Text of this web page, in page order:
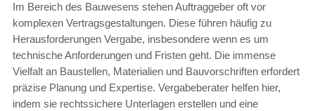
Im Bereich des Bauwesens stehen Auftraggeber oft vor
komplexen Vertragsgestaltungen. Diese führen häufig zu
Herausforderungen Vergabe, insbesondere wenn es um
technische Anforderungen und Fristen geht. Die immense
Vielfalt an Baustellen, Materialien und Bauvorschriften erfordert
präzise Planung und Expertise. Vergabeberater helfen hier,
indem sie rechtssichere Unterlagen erstellen und eine